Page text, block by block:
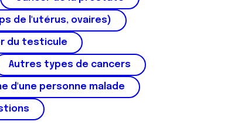
de l'utérus, ovaires)
du testicule
Autres types de cancers
d'une personne malade